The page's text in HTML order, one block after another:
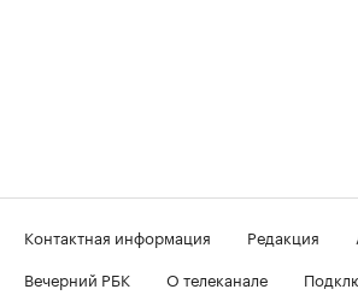
Контактная информация Редакция
Вечерний РБК
О телеканале